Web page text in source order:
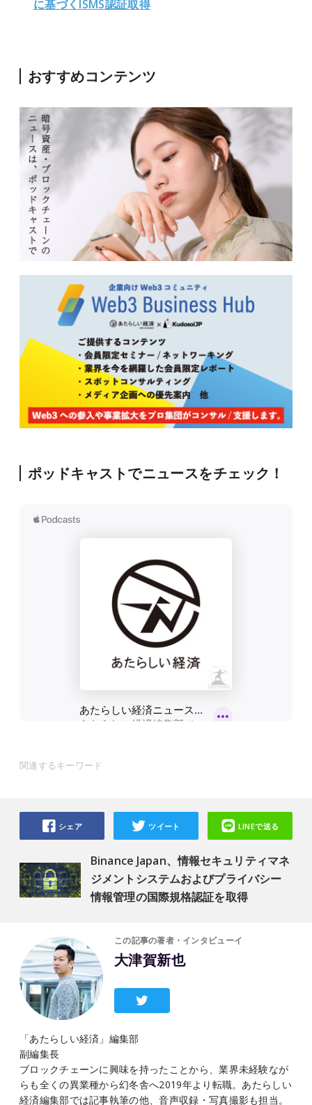
に基づくISMS認証取得
おすすめコンテンツ
ポッドキャストでニュースをチェック！
関連するキーワード
Binance Japan、情報セキュリティマネ
ジメントシステムおよびプライバシー
情報管理の国際規格認証を取得
シェア ツイート LINEで送る
この記事の著者・インタビューイ
大津賀新也
「あたらしい経済」編集部
副編集長
ブロックチェーンに興味を持ったことから、業界未経験なが
らも全くの異業種から幻冬舎へ2019年より転職。あたらしい
経済編集部では記事執筆の他、音声収録・写真撮影も担当。